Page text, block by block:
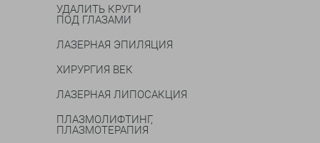
УДАЛИТЬ КРУГИ
ПОД ГЛАЗАМИ
ЛАЗЕРНАЯ ЭПИЛЯЦИЯ
ХИРУРГИЯ ВЕК
ЛАЗЕРНАЯ ЛИПОСАКЦИЯ
ПЛАЗМОЛИФТИНГ,
ПЛАЗМОТЕРАПИЯ